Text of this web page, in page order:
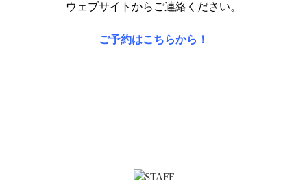
ウェブサイトからご連絡ください。
ご予約はこちらから！